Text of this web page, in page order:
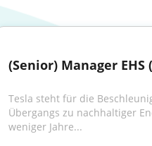
(Senior) Manager EHS
Tesla steht für die
Übergangs zu nachhaltiger
weniger Jahre...